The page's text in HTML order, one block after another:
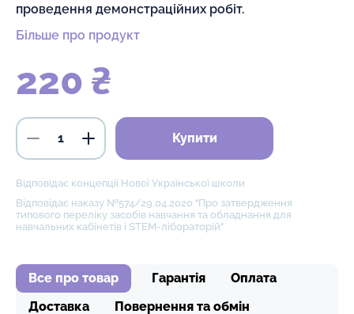
проведення демонстраційних робіт.
Більше про продукт
220 ₴
Купити
Відповідає концепції Нової Української школи
Відповідає наказу №574/29.04.2020 "Про затвердження
типового переліку засобів навчання та обладнання для
навчальних кабінетів і STEM-лібораторій"
Все про товар Гарантія
Оплата
Доставка
Повернення та обмін